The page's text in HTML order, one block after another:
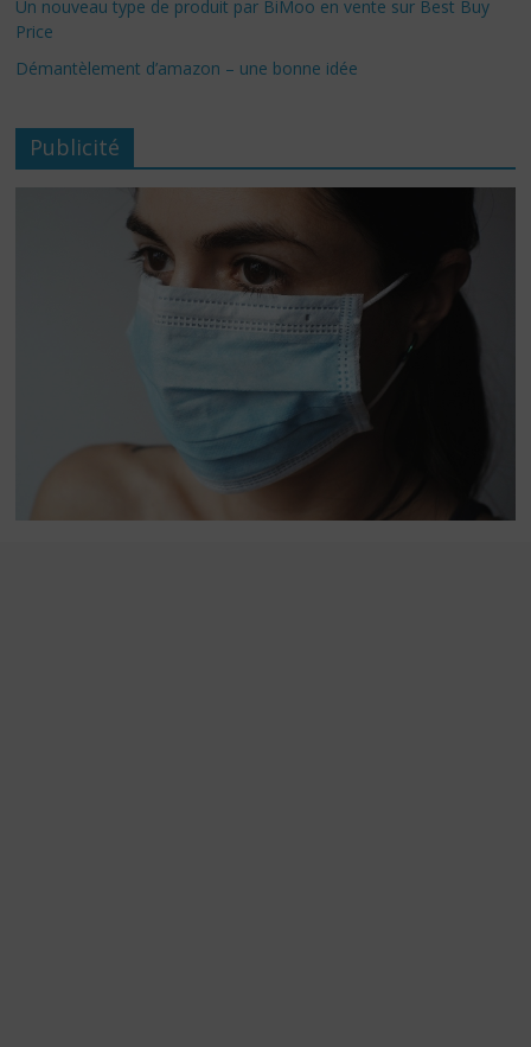
Un nouveau type de produit par BiMoo en vente sur Best Buy
Price
Démantèlement d’amazon – une bonne idée
Publicité